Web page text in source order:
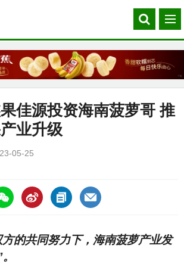
Search
our
菜
单
佳源投资海南菠萝哥 推
业升级
05-25
25240.html
的共同努力下，海南菠萝产业发